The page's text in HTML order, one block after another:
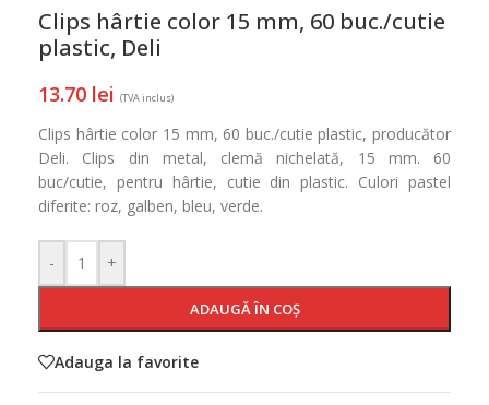
Clips hârtie color 15 mm, 60 buc./cutie
plastic, Deli
13.70 lei (TVA inclus)
Clips hârtie color 15 mm, 60 buc./cutie plastic, producător
Deli. Clips din metal, clemă nichelată, 15 mm. 60
buc/cutie, pentru hârtie, cutie din plastic. Culori pastel
diferite: roz, galben, bleu, verde.
- +
ADAUGĂ ÎN COȘ
Adauga la favorite